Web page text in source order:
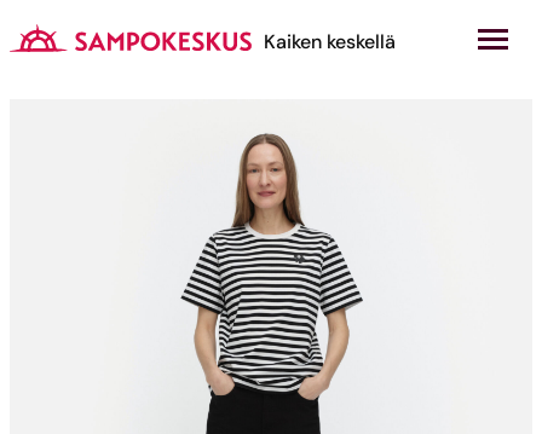
sisältöön
Kauppakeskus Sampokeskus
Kaiken keskellä